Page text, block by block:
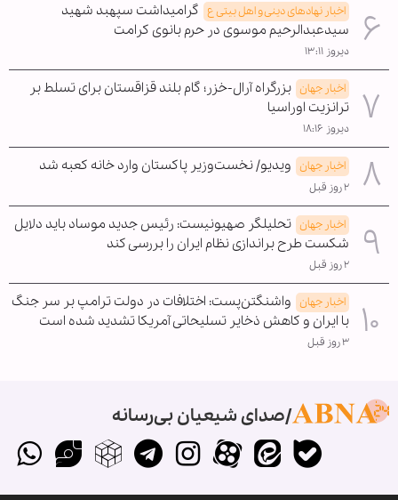
اخبار نهادهای دینی و اهل بیتی ع گرامیداشت سپهبد شهید
سیدعبدالرحیم موسوی در حرم بانوی کرامت
دیروز ۱۳:۱۱
اخبار جهان بزرگراه آرال-خزر؛ گام بلند قزاقستان برای تسلط بر
ترانزیت اوراسیا
دیروز ۱۸:۱۶
اخبار جهان ویدیو/ نخست‌وزیر پاکستان وارد خانه کعبه شد
۲ روز قبل
اخبار جهان تحلیلگر صهیونیست: رئیس جدید موساد باید دلایل
شکست طرح براندازی نظام ایران را بررسی کند
۲ روز قبل
اخبار جهان واشنگتن‌پست: اختلافات در دولت ترامپ بر سر جنگ
با ایران و کاهش ذخایر تسلیحاتی آمریکا تشدید شده است
۳ روز قبل
صدای شیعیان بی‌رسانه